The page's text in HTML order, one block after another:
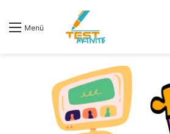
Menü